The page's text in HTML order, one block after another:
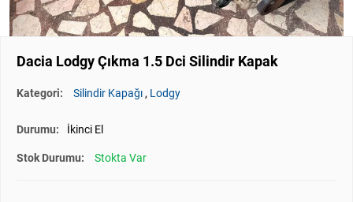
Dacia Lodgy Çıkma 1.5 Dci Silindir Kapak
Kategori: Silindir Kapağı, Lodgy
Durumu: İkinci El
Stok Durumu: Stokta Var